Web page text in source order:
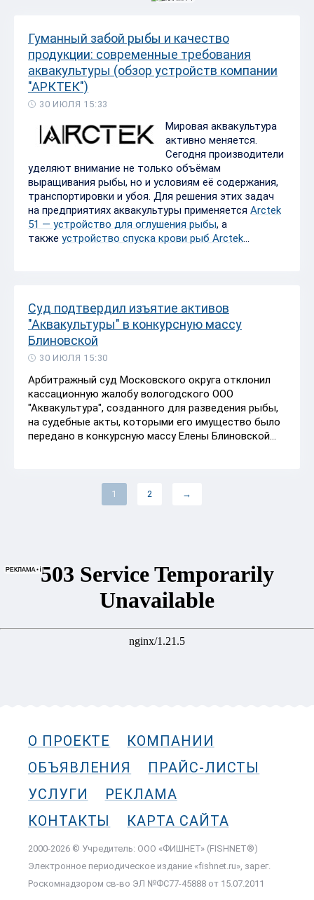
Гуманный забой рыбы и качество
продукции: современные требования
аквакультуры (обзор устройств компании
"АРКТЕК")
30 ИЮЛЯ 15:33
Мировая аквакультура
активно меняется.
Сегодня производители
уделяют внимание не только объёмам
выращивания рыбы, но и условиям её содержания,
транспортировки и убоя. Для решения этих задач
на предприятиях аквакультуры применяется Arctek
51 — устройство для оглушения рыбы, а
также устройство спуска крови рыб Arctek...
Суд подтвердил изъятие активов
"Аквакультуры" в конкурсную массу
Блиновской
30 ИЮЛЯ 15:30
Арбитражный суд Московского округа отклонил
кассационную жалобу вологодского ООО
"Аквакультура", созданного для разведения рыбы,
на судебные акты, которыми его имущество было
передано в конкурсную массу Елены Блиновской...
1 2 →
О ПРОЕКТЕ
КОМПАНИИ
ОБЪЯВЛЕНИЯ
ПРАЙС-ЛИСТЫ
УСЛУГИ
РЕКЛАМА
КОНТАКТЫ
КАРТА САЙТА
2000-2026 © Учредитель: ООО «ФИШНЕТ» (FISHNET®)
Электронное периодическое издание «fishnet.ru», зарег.
Роскомнадзором cв-во ЭЛ №ФС77-45888 от 15.07.2011